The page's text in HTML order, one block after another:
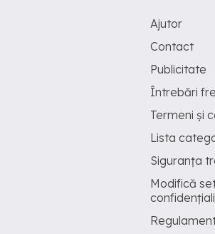
Ajutor
Contact
Publicitate
Întrebări
Termeni și
Lista
Siguranța
Modifică